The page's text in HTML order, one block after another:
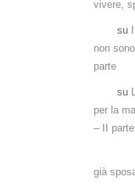
vivere,
su
non
parte
su
per la
– II parte
già